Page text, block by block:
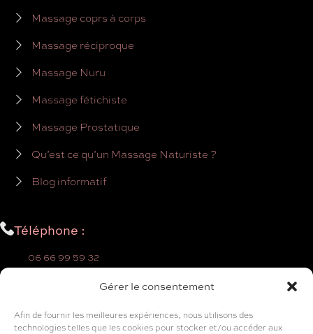
Gérer le consentement
Afin de fournir les meilleures expériences, nous utilisons des
technologies telles que les cookies pour stocker et/ou accéder aux
Téléphone :
06 66 99 59 32
Prise de rdv uniquement par téléphone
Massage coprs à corps
Massage réciproque
Massage Nuru
Massage fétichiste
Massage Prostatique
Qu’est ce qu’un Massage Naturiste ?
Blog informatif